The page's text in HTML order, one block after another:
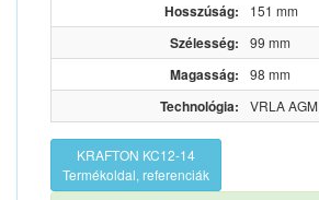
Hosszúság: 151 mm
Szélesség: 99 mm
Magasság: 98 mm
Technológia: VRLA AGM
KRAFTON KC12-14
Termékoldal, referenciák